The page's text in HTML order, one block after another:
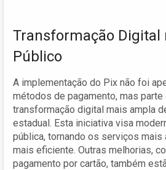
Transformação Digital
Público
A implementação do Pix não foi
métodos de pagamento, mas
transformação digital mais ampla
estadual. Esta iniciativa visa
pública, tornando os serviços
mais eficiente. Outras melhorias,
pagamento por cartão, também